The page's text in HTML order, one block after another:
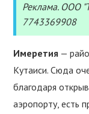
Реклама. ООО
7743369908
Имеретия —
Кутаиси. Сюда
благодаря
аэропорту, есть